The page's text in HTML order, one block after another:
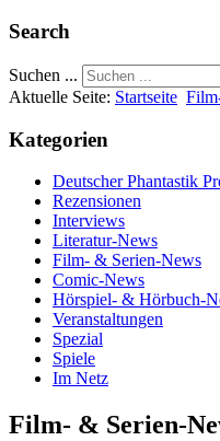
Search
Suchen ...
Aktuelle Seite: Startseite
Kategorien
Deutscher Phantastik
Rezensionen
Interviews
Literatur-News
Film- & Serien-News
Comic-News
Hörspiel- & Hörbuch-
Veranstaltungen
Spezial
Spiele
Im Netz
Film- & Serien-